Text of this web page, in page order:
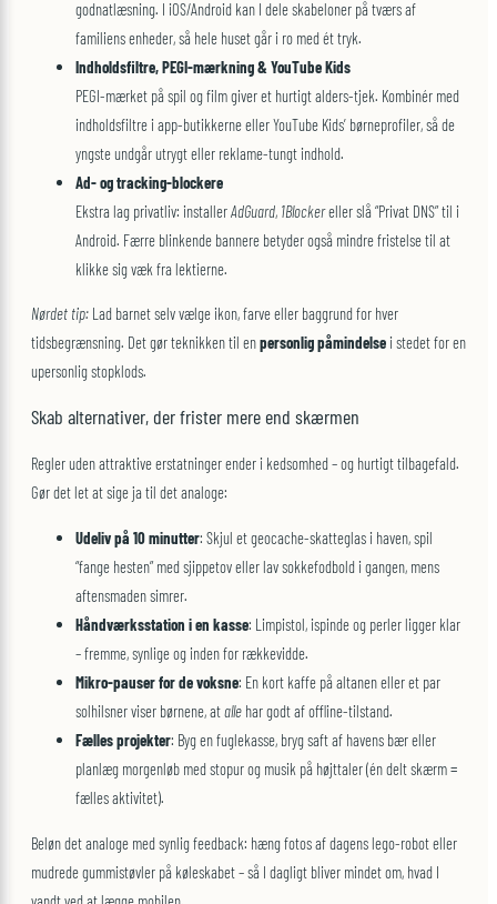
godnatlæsning. I iOS/Android kan I dele skabeloner på tværs af
familiens enheder, så hele huset går i ro med ét tryk.
Indholdsfiltre, PEGI-mærkning & YouTube Kids
PEGI-mærket på spil og film giver et hurtigt alders-tjek. Kombinér med
indholdsfiltre i app-butikkerne eller YouTube Kids’ børneprofiler, så de
yngste undgår utrygt eller reklame-tungt indhold.
Ad- og tracking-blockere
Ekstra lag privatliv: installerAdGuard, 1Blockereller slå “Privat DNS” til i
Android. Færre blinkende bannere betyder også mindre fristelse til at
klikke sig væk fra lektierne.
Nørdet tip: Lad barnet selv vælge ikon, farve eller baggrund for hver
tidsbegrænsning. Det gør teknikken til enpersonlig påmindelse i stedet for en
upersonlig stopklods.
Skab alternativer, der frister mere end skærmen
Regler uden attraktive erstatninger ender i kedsomhed – og hurtigt tilbagefald.
Gør det let at sige ja til det analoge:
Udeliv på 10 minutter: Skjul et geocache-skatteglas i haven, spil
“fange hesten” med sjippetov eller lav sokkefodbold i gangen, mens
aftensmaden simrer.
Håndværksstation i en kasse: Limpistol, ispinde og perler ligger klar
– fremme, synlige og inden for rækkevidde.
Mikro-pauser for de voksne: En kort kaffe på altanen eller et par
solhilsner viser børnene, atalle har godt af offline-tilstand.
Fælles projekter: Byg en fuglekasse, bryg saft af havens bær eller
planlæg morgenløb med stopur og musik på højttaler (én delt skærm =
fælles aktivitet).
Beløn det analoge med synlig feedback: hæng fotos af dagens lego-robot eller
mudrede gummistøvler på køleskabet – så I dagligt bliver mindet om, hvad I